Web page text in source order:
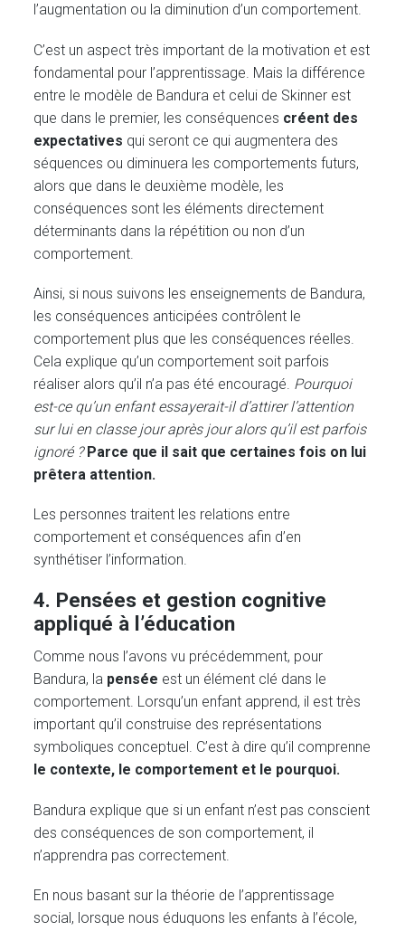
l’augmentation ou la diminution d’un comportement.
C’est un aspect très important de la motivation et est
fondamental pour l’apprentissage. Mais la différence
entre le modèle de Bandura et celui de Skinner est
que dans le premier, les conséquences créent des
expectatives qui seront ce qui augmentera des
séquences ou diminuera les comportements futurs,
alors que dans le deuxième modèle, les
conséquences sont les éléments directement
déterminants dans la répétition ou non d’un
comportement.
Ainsi, si nous suivons les enseignements de Bandura,
les conséquences anticipées contrôlent le
comportement plus que les conséquences réelles.
Cela explique qu’un comportement soit parfois
réaliser alors qu’il n’a pas été encouragé. Pourquoi
est-ce qu’un enfant essayerait-il d’attirer l’attention
sur lui en classe jour après jour alors qu’il est parfois
ignoré ?Parce que il sait que certaines fois on lui
prêtera attention.
Les personnes traitent les relations entre
comportement et conséquences afin d’en
synthétiser l’information.
4. Pensées et gestion cognitive
appliqué à l’éducation
Comme nous l’avons vu précédemment, pour
Bandura, la pensée est un élément clé dans le
comportement. Lorsqu’un enfant apprend, il est très
important qu’il construise des représentations
symboliques conceptuel. C’est à dire qu’il comprenne
le contexte, le comportement et le pourquoi.
Bandura explique que si un enfant n’est pas conscient
des conséquences de son comportement, il
n’apprendra pas correctement.
En nous basant sur la théorie de l’apprentissage
social, lorsque nous éduquons les enfants à l’école,